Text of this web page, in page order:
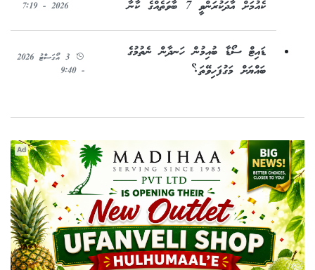
ކެއުމަށް އާދަކުރަންވީ 7 ބާވަތެއްގެ ކާނާ
2026 - 7:19
ޑައިޓް ސޯޑާ ބުއިމުން ހަނދާން ނެތުމުގެ
ބައްޔަށް މަގުފަހިވޭތަ؟
3 އޯގަސްޓު 2026
- 9:40
Ad